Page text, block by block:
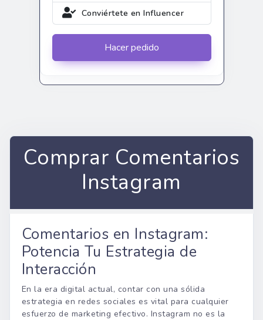
Conviértete en Influencer
Hacer pedido
Comprar Comentarios
Instagram
Comentarios en Instagram:
Potencia Tu Estrategia de
Interacción
En la era digital actual, contar con una sólida
estrategia en redes sociales es vital para cualquier
esfuerzo de marketing efectivo. Instagram no es la